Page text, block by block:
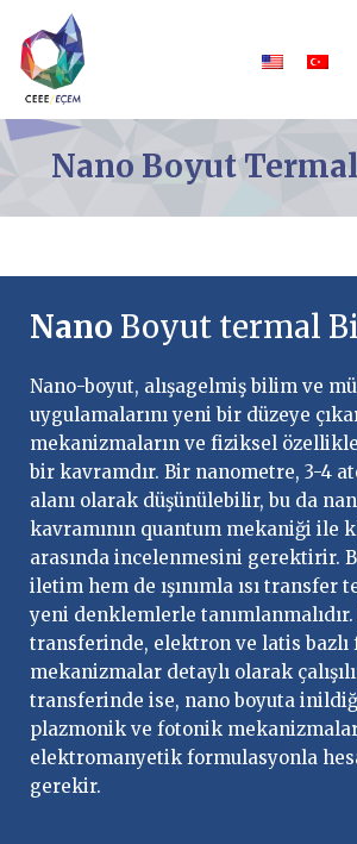
Nano Boyut
Nano Boyut termal
Nano-boyut, alışagelmiş bilim ve
uygulamalarını yeni bir düzeye
mekanizmaların ve fiziksel
bir kavramdır. Bir nanometre, 3-4
alanı olarak düşünülebilir, bu da
kavramının quantum mekaniği ile
arasında incelenmesini gerektirir.
iletim hem de ışınımla ısı transfer
yeni denklemlerle tanımlanmalıdır.
transferinde, elektron ve latis bazlı
mekanizmalar detaylı olarak
transferinde ise, nano boyuta
plazmonik ve fotonik
elektromanyetik formulasyonla
gerekir.